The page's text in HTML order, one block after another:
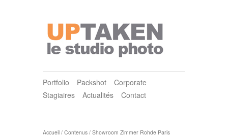
Portfolio Packshot
Corporate
Stagiaires
Actualités Contact
Accueil / Contenus / Showroom Zimmer Rohde Paris